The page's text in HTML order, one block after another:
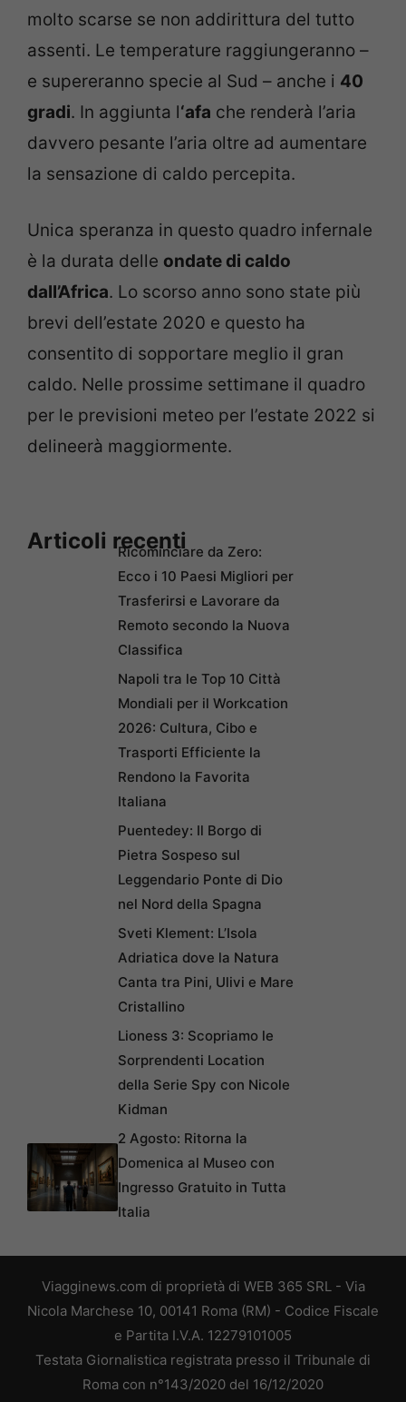
molto scarse se non addirittura del tutto
assenti. Le temperature raggiungeranno –
e supereranno specie al Sud – anche i 40
gradi. In aggiunta l‘afa che renderà l’aria
davvero pesante l’aria oltre ad aumentare
la sensazione di caldo percepita.
Unica speranza in questo quadro infernale
è la durata delle ondate di caldo
dall’Africa. Lo scorso anno sono state più
brevi dell’estate 2020 e questo ha
consentito di sopportare meglio il gran
caldo. Nelle prossime settimane il quadro
per le previsioni meteo per l’estate 2022 si
delineerà maggiormente.
Articoli recentiRicominciare da Zero:
Ecco i 10 Paesi Migliori per
Trasferirsi e Lavorare da
Remoto secondo la Nuova
Classifica
Napoli tra le Top 10 Città
Mondiali per il Workcation
2026: Cultura, Cibo e
Trasporti Efficiente la
Rendono la Favorita
Italiana
Puentedey: Il Borgo di
Pietra Sospeso sul
Leggendario Ponte di Dio
nel Nord della Spagna
Sveti Klement: L’Isola
Adriatica dove la Natura
Canta tra Pini, Ulivi e Mare
Cristallino
Lioness 3: Scopriamo le
Sorprendenti Location
della Serie Spy con Nicole
Kidman
2 Agosto: Ritorna la
Domenica al Museo con
Ingresso Gratuito in Tutta
Italia
Viagginews.com di proprietà di WEB 365 SRL - Via
Nicola Marchese 10, 00141 Roma (RM) - Codice Fiscale
e Partita I.V.A. 12279101005
Testata Giornalistica registrata presso il Tribunale di
Roma con n°143/2020 del 16/12/2020